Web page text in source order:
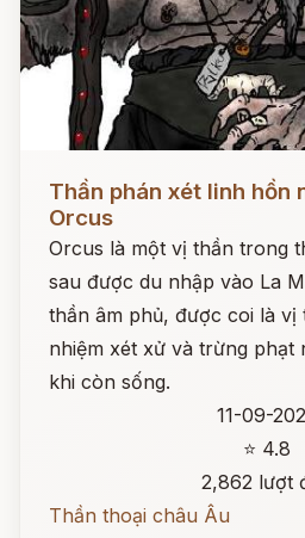
Đọc ngay
Thần phán xét linh hồn
Orcus
Orcus là một vị thần trong
sau được du nhập vào La
thần âm phủ, được coi là
nhiệm xét xử và trừng phạt
khi còn sống.
11-09-
⭐ 4.8
2,862 lượt
Thần thoại châu Âu